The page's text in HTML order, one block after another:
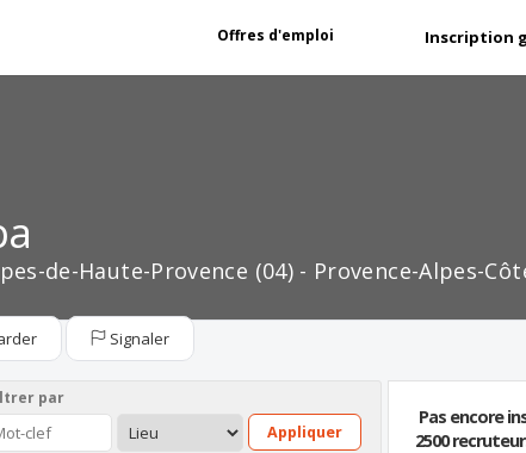
Offres d'emploi Inscription
de-Haute-Provence (04) - Provence-Alpes-
Signaler
par
Appliquer
Pas encore
2500